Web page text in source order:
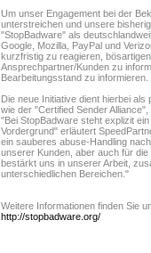
Um unser Engagement bei der
unterstreichen und unsere
"StopBadware" als
Google, Mozilla, PayPal und
kurzfristig zu reagieren,
Ansprechpartner/Kunden zu
Bearbeitungsstand zu informieren.
Die neue Initiative dient hierbei
wie der "Certified Sender
"Bei StopBadware steht explizit
Vordergrund" erläutert
ein sauberes abuse-Handling
unserer Kunden, aber auch für
bestärkt uns in unserer Arbeit,
unterschiedlichen Bereichen."
Weitere Informationen finden Sie
http://stopbadware.org/